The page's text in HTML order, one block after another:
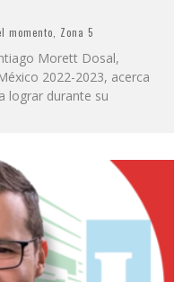
momento Zona 5
Morett Dosal,
2022-2023, acerca
lograr durante su